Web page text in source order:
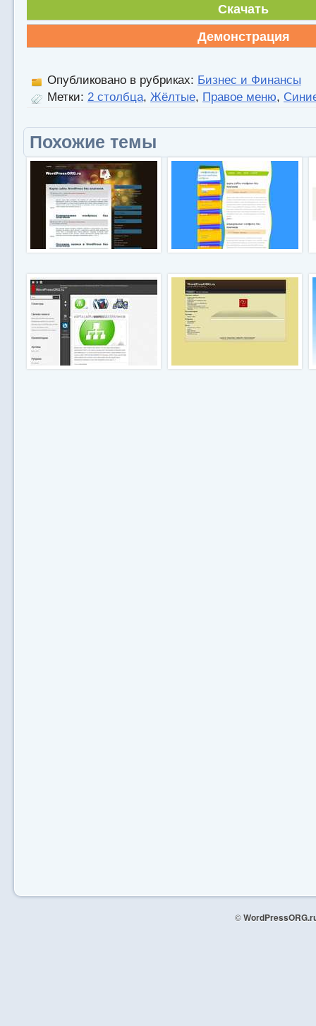
Скачать
Демонстрация
Опубликовано в рубриках: Бизнес и Финансы
Метки: 2 столбца, Жёлтые, Правое меню,
Похожие темы
©